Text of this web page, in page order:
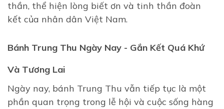
thần, thể hiện lòng biết ơn và tinh thần đoàn
kết của nhân dân Việt Nam.
Bánh Trung Thu Ngày Nay - Gắn Kết Quá Khứ
Và Tương Lai
Ngày nay, bánh Trung Thu vẫn tiếp tục là một
phần quan trọng trong lễ hội và cuộc sống hàng